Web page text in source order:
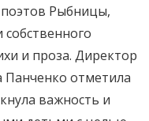
Рыбницы,
и проза. Директор
Панченко отметила
важность и